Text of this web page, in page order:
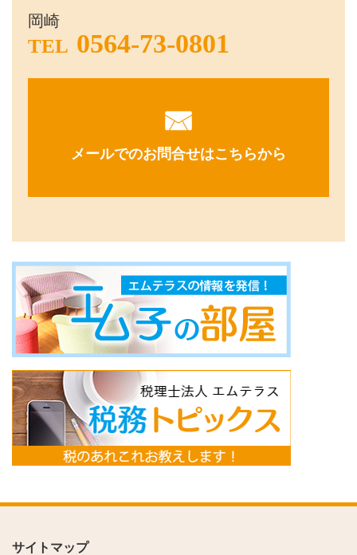
岡崎
TEL 0564-73-0801
メールでのお問合せはこちらから
サイトマップ